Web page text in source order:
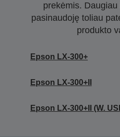
prekėmis.
pasinaudoję toliau
produkto
Epson LX-300+
Epson LX-300+II
Epson LX-300+II (W.